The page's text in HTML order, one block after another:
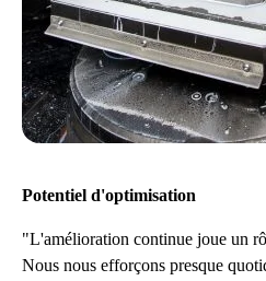
Potentiel d'optimisation
"L'amélioration continue joue un
Nous nous efforçons presque